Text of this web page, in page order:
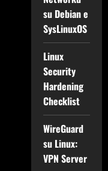
su Debian e
SysLinuxOS
Linux
Security
Hardening
Checklist
WireGuard
su Linux:
VPN Server